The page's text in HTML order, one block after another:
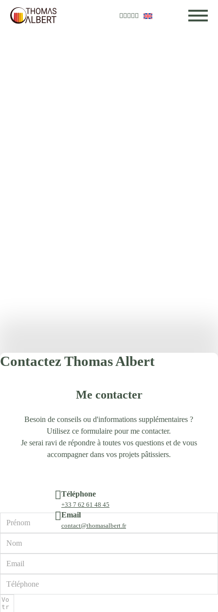
Contactez Thomas Albert
Me contacter
Besoin de conseils ou d'informations supplémentaires ?
Utilisez ce formulaire pour me contacter.
Je serai ravi de répondre à toutes vos questions et de vous
accompagner dans vos projets pâtissiers.
Téléphone
+33 7 62 61 48 45
Email
contact@thomasalbert.fr